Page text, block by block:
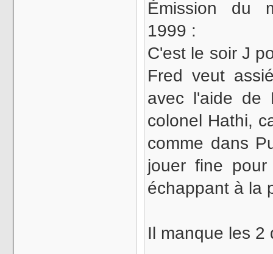
Émission du
1999 :
C'est le soir J
Fred veut
avec l'aide de
colonel Hathi,
comme dans
jouer fine
échappant à la
Il manque les 2